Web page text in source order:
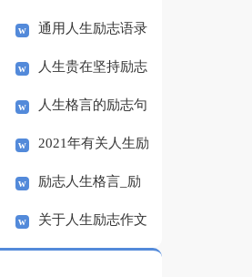
集60句通用人生励志语录
汇总58句
人生贵在坚持励志
的国旗下讲话稿
人生格言的励志句
子 2021年有关人生励
志语录38条
励志人生格言_励
志名言关于人生励志作文